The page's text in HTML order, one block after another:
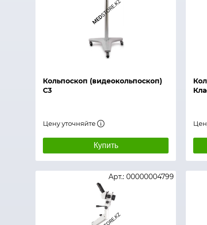
Кольпоскоп (видеокольпоскоп)
C3
Цену уточняйте
Купить
Быстрый просмотр
Арт.: 00000004799